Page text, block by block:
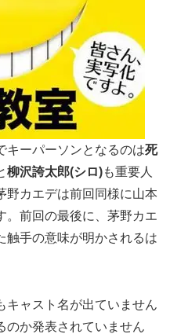
キーパーソンとなるのは死
柳沢誇太郎(シロ)も重要人
野カエデは前回同様に山本
前回の最後に、茅野カエ
触手の意味が明かされるは
キャスト名が出ていません
のか発表されていません